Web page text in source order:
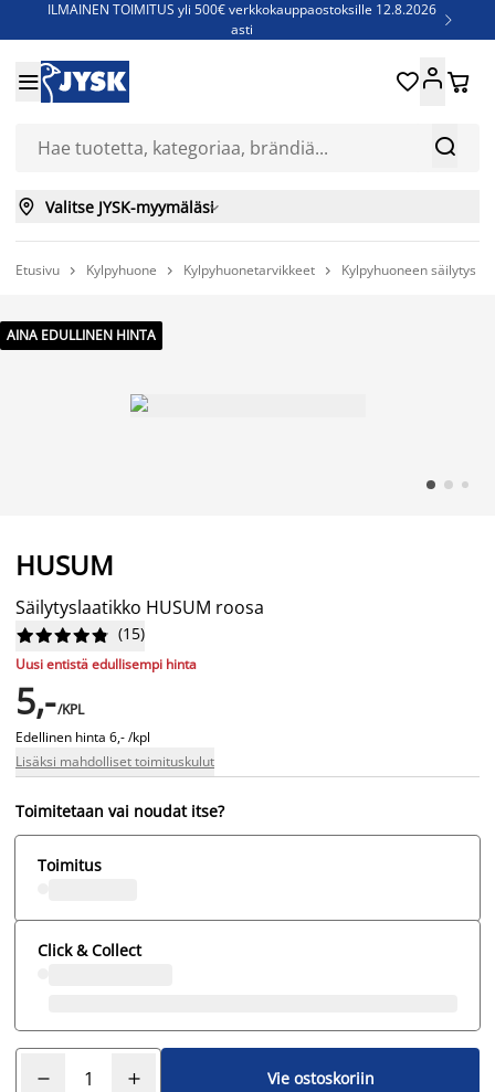
ILMAINEN TOIMITUS yli 500€ verkkokauppaostoksille 12.8.2026
asti

Jenkkisänkyjä - Säästä jopa 60%


 
 Valitse JYSK-myymäläsi
Etusivu  Kylpyhuone  Kylpyhuonetarvikkeet  Kylpyhuoneen säilytys
AINA EDULLINEN HINTA
HUSUM
Säilytyslaatikko HUSUM roosa





 (15)
Uusi entistä edullisempi hinta
5,-/KPL
Edellinen hinta 6,- /kpl
Lisäksi mahdolliset toimituskulut
Toimitetaan vai noudat itse?
Toimitus
Click & Collect
Vie ostoskoriin